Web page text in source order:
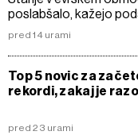
poslabšalo, kažejo
pred 14 urami
Top 5 novic za
rekordi, zakaj je
pred 23 urami